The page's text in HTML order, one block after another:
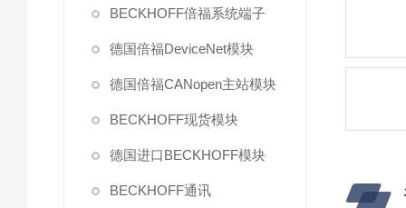
BECKHOFF倍福系统端子
德国倍福DeviceNet模块
德国倍福CANopen主站模块
BECKHOFF现货模块
德国进口BECKHOFF模块
BECKHOFF通讯